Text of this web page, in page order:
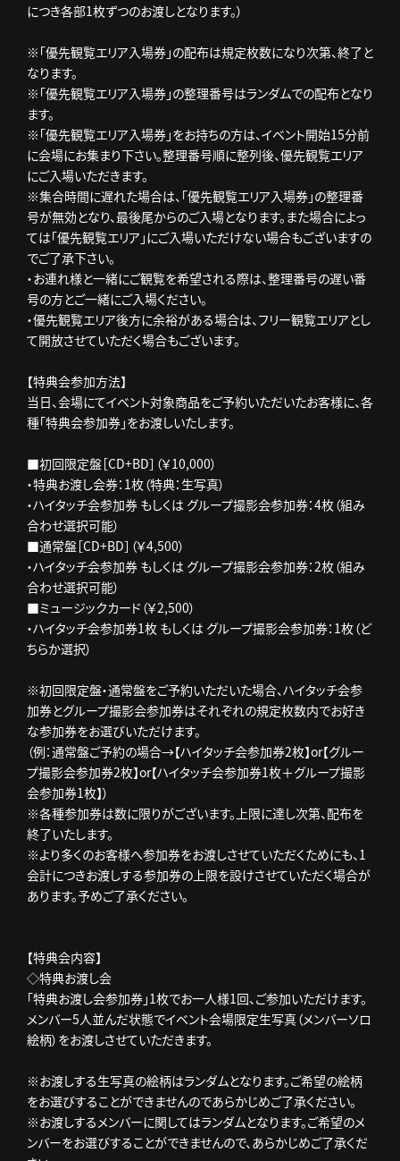
につき各部1枚ずつのお渡しとなります。）
※「優先観覧エリア入場券」の配布は規定枚数になり次第、終了と
なります。
※「優先観覧エリア入場券」の整理番号はランダムでの配布となり
ます。
※「優先観覧エリア入場券」をお持ちの方は、イベント開始15分前
に会場にお集まり下さい。整理番号順に整列後、優先観覧エリア
にご入場いただきます。
※集合時間に遅れた場合は、「優先観覧エリア入場券」の整理番
号が無効となり、最後尾からのご入場となります。また場合によっ
ては「優先観覧エリア」にご入場いただけない場合もございますの
でご了承下さい。
・お連れ様と一緒にご観覧を希望される際は、整理番号の遅い番
号の方とご一緒にご入場ください。
・優先観覧エリア後方に余裕がある場合は、フリー観覧エリアとし
て開放させていただく場合もございます。
【特典会参加方法】
当日、会場にてイベント対象商品をご予約いただいたお客様に、各
種「特典会参加券」をお渡しいたします。
■初回限定盤［CD+BD］（￥10,000）
・特典お渡し会券：1枚（特典：生写真）
・ハイタッチ会参加券 もしくは グループ撮影会参加券：4枚（組み
合わせ選択可能）
■通常盤［CD+BD］（￥4,500）
・ハイタッチ会参加券 もしくは グループ撮影会参加券：2枚（組み
合わせ選択可能）
■ミュージックカード（￥2,500）
・ハイタッチ会参加券1枚 もしくは グループ撮影会参加券：1枚（ど
ちらか選択）
※初回限定盤・通常盤をご予約いただいた場合、ハイタッチ会参
加券とグループ撮影会参加券はそれぞれの規定枚数内でお好き
な参加券をお選びいただけます。
（例：通常盤ご予約の場合→【ハイタッチ会参加券2枚】or【グルー
プ撮影会参加券2枚】or【ハイタッチ会参加券1枚＋グループ撮影
会参加券1枚】）
※各種参加券は数に限りがございます。上限に達し次第、配布を
終了いたします。
※より多くのお客様へ参加券をお渡しさせていただくためにも、1
会計につきお渡しする参加券の上限を設けさせていただく場合が
あります。予めご了承ください。
【特典会内容】
◇特典お渡し会
「特典お渡し会参加券」1枚でお一人様1回、ご参加いただけます。
メンバー5人並んだ状態でイベント会場限定生写真（メンバーソロ
絵柄）をお渡しさせていただきます。
※お渡しする生写真の絵柄はランダムとなります。ご希望の絵柄
をお選びすることができませんのであらかじめご了承ください。
※お渡しするメンバーに関してはランダムとなります。ご希望のメ
ンバーをお選びすることができませんので、あらかじめご了承くだ